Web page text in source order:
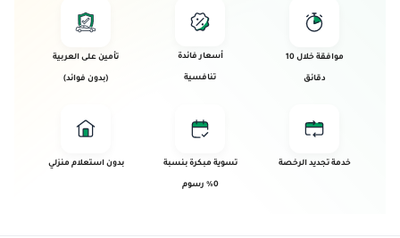
موافقة خلال 10
دقائق
أسعار فائدة
تنافسية
تأمين على العربية
(بدون فوائد)
خدمة تجديد الرخصة تسوية مبكرة بنسبة
0% رسوم
بدون استعلام منزلي